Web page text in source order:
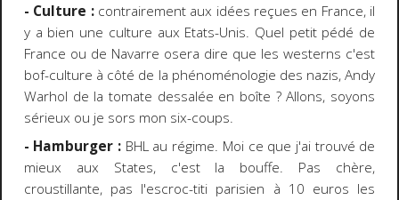
- Culture :contrairement aux idées reçues en France, il
y a bien une culture aux Etats-Unis. Quel petit pédé de
France ou de Navarre osera dire que les westerns c'est
bof-culture à côté de la phénoménologie des nazis, Andy
Warhol de la tomate dessalée en boîte ? Allons, soyons
sérieux ou je sors mon six-coups.
- Hamburger : BHL au régime. Moi ce que j'ai trouvé de
mieux aux States, c'est la bouffe. Pas chère,
croustillante, pas l'escroc-titi parisien à 10 euros les